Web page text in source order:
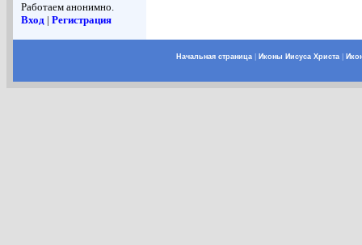
Работаем анонимно.
Вход | Регистрация
Начальная страница| Иконы Иисуса Христа|